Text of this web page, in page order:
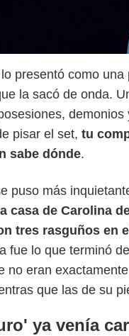
presentó como
la sacó de onda.
pisar el set, tu
sabe dónde.
puso más
casa de Carolina
tres rasguños en
fue lo que terminó
no eran
que las de su
ya venía